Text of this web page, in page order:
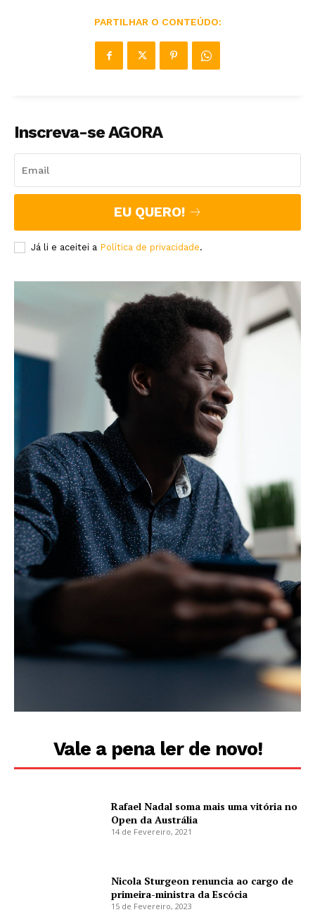
PARTILHAR O CONTEÚDO:
Inscreva-se AGORA
EU QUERO!
Já li e aceitei a Política de privacidade.
Vale a pena ler de novo!
Rafael Nadal soma mais uma vitória no
Open da Austrália
14 de Fevereiro, 2021
Nicola Sturgeon renuncia ao cargo de
primeira-ministra da Escócia
15 de Fevereiro, 2023